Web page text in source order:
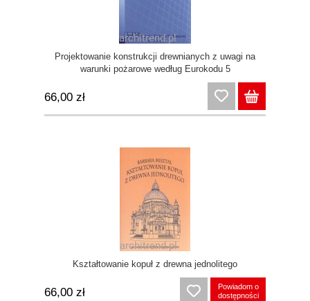
Projektowanie konstrukcji drewnianych z uwagi na
warunki pożarowe według Eurokodu 5
66,00 zł
Kształtowanie kopuł z drewna jednolitego
66,00 zł
Powiadom o
dostępności